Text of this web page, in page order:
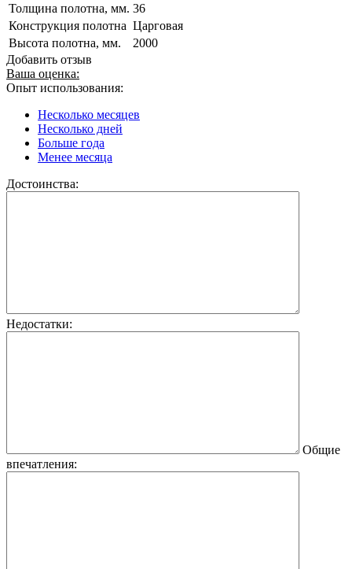
Толщина полотна, мм. 36
Конструкция полотна Царговая
Высота полотна, мм.
2000
Добавить отзыв
Ваша оценка:
Опыт использования:
Несколько месяцев
Несколько дней
Больше года
Менее месяца
Достоинства:
Недостатки:
Общие
впечатления: